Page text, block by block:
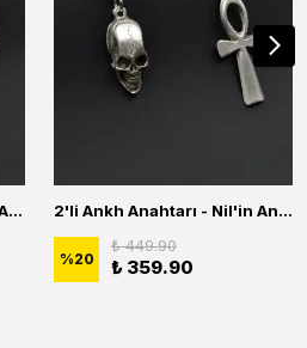
2'li Anime Attack On Titan Acrylic Maria Anime Naruto Erkek Kadın Kolye Seti 2'li Ankh Anahtarı - Nil'in Anahtarı - Kuru Kafa Erkek Kadın Kolye Seti
%20
₺ 449.90
₺ 359.90